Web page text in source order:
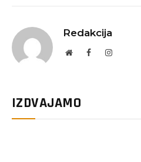
Redakcija
WebsiteFacebookInstagram
IZDVAJAMO